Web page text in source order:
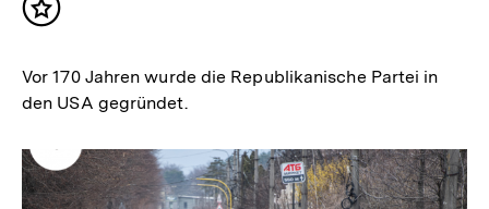
Inhalt
Vor 170 Jahren wurde die Republikanische Partei in
den USA gegründet.